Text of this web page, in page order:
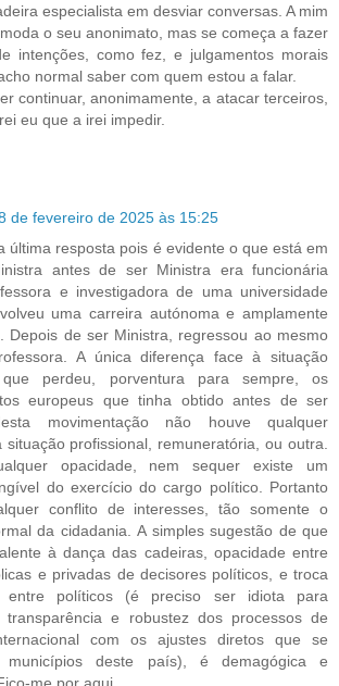
especialista em desviar conversas. A mim
o seu anonimato, mas se começa a fazer
intenções, como fez, e julgamentos morais
normal saber com quem estou a falar.
continuar, anonimamente, a atacar terceiros,
eu que a irei impedir.
de fevereiro de 2025 às 15:25
última resposta pois é evidente o que está em
antes de ser Ministra era funcionária
e investigadora de uma universidade
uma carreira autónoma e amplamente
Depois de ser Ministra, regressou ao mesmo
A única diferença face à situação
perdeu, porventura para sempre, os
europeus que tinha obtido antes de ser
movimentação não houve qualquer
situação profissional, remuneratória, ou outra.
opacidade, nem sequer existe um
do exercício do cargo político. Portanto
conflito de interesses, tão somente o
da cidadania. A simples sugestão de que
à dança das cadeiras, opacidade entre
e privadas de decisores políticos, e troca
entre políticos (é preciso ser idiota para
transparência e robustez dos processos de
com os ajustes diretos que se
municípios deste país), é demagógica e